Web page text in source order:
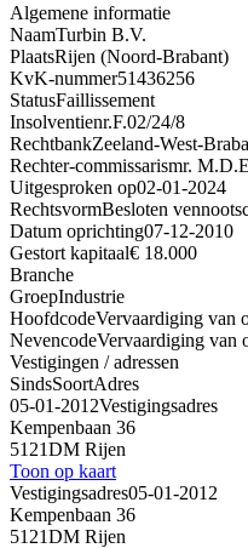
Algemene informatie
NaamTurbin B.V.
PlaatsRijen (Noord-Brabant)
KvK-nummer51436256
StatusFaillissement
Insolventienr.F.02/24/8
RechtbankZeeland-West-
Rechter-commissarismr.
Uitgesproken op02-01-2024
RechtsvormBesloten
Datum oprichting07-12-2010
Gestort kapitaal€ 18.000
Branche
GroepIndustrie
HoofdcodeVervaardiging van
NevencodeVervaardiging van
Vestigingen / adressen
SindsSoortAdres
05-01-2012Vestigingsadres
Kempenbaan 36
5121DM Rijen
Toon op kaart
Vestigingsadres05-01-2012
Kempenbaan 36
5121DM Rijen